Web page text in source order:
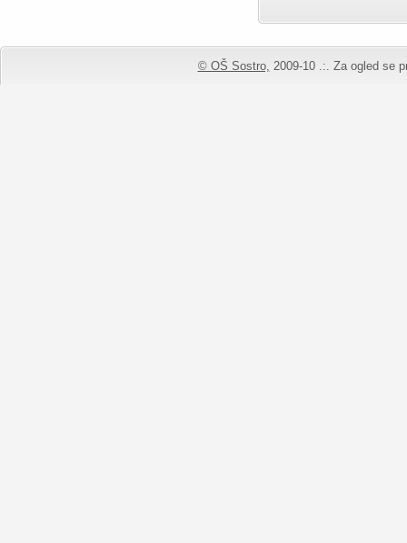
© OŠ Sostro, 2009-10 .:. Za ogled se